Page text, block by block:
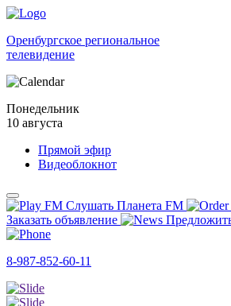
Оренбургское региональное
телевидение
Понедельник
10 августа
Прямой эфир
Видеоблокнот
Слушать Планета FM
Заказать объявление
8-987-852-60-11